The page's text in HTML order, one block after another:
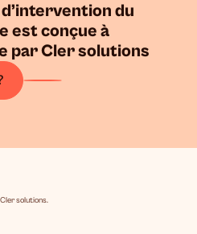
du
est conçue à
par Cler solutions
solutions.